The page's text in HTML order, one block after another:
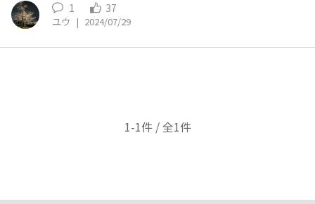
1 37
ユウ | 2024/07/29
1-1件 / 全1件